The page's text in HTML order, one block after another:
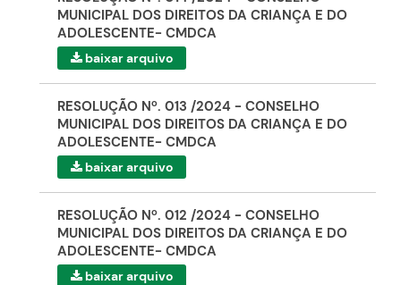
MUNICIPAL DOS DIREITOS DA CRIANÇA E DO
ADOLESCENTE- CMDCA
baixar arquivo
RESOLUÇÃO Nº. 013 /2024 - CONSELHO
MUNICIPAL DOS DIREITOS DA CRIANÇA E DO
ADOLESCENTE- CMDCA
baixar arquivo
RESOLUÇÃO Nº. 012 /2024 - CONSELHO
MUNICIPAL DOS DIREITOS DA CRIANÇA E DO
ADOLESCENTE- CMDCA
baixar arquivo